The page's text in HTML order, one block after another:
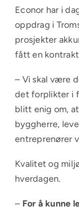
Econor har i
oppdrag i
prosjekter
fått en kontrakt
– Vi skal være
det forplikter i
blitt enig om,
byggherre,
entreprenører
Kvalitet og
hverdagen.
– For å kunne